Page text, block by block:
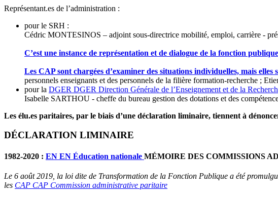
Représentant.es de l’administration :
pour le SRH :
Cédric MONTESINOS – adjoint sous-directrice mobilité, emploi, carrière -
C’est une instance de représentation et de dialogue de la fonction
Les CAP sont chargées d’examiner des situations individuelles, mais
personnels enseignants et des personnels de la filière formation-recherche ;
pour la DGER DGER Direction Générale de l’Enseignement et de la
Isabelle SARTHOU - cheffe du bureau gestion des dotations et des
Les élu.es paritaires, par le biais d’une déclaration liminaire, tiennent à
DÉCLARATION LIMINAIRE
1982-2020 : EN EN Éducation nationale MÉMOIRE DES COMMISSIONS
Le 6 août 2019, la loi dite de Transformation de la Fonction Publique a été
les CAP CAP Commission administrative paritaire